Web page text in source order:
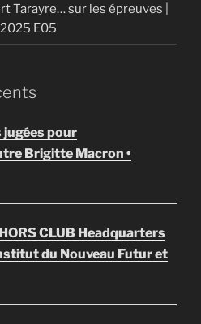
Tarayre… sur les épreuves |
2025 E05
jugées pour
Brigitte Macron •
CLUB Headquarters
du Nouveau Futur et